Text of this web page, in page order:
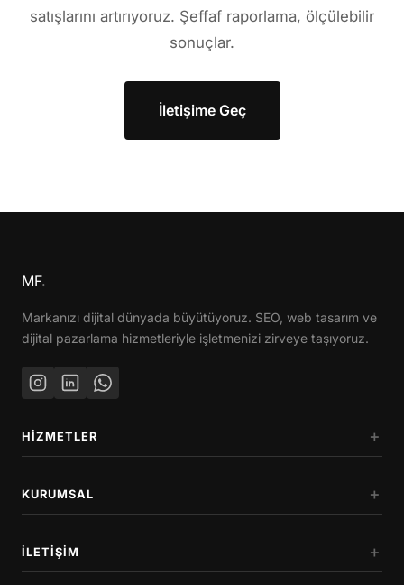
satışlarını artırıyoruz. Şeffaf raporlama, ölçülebilir
sonuçlar.
İletişime Geç
MF.
Markanızı dijital dünyada büyütüyoruz. SEO, web tasarım ve
dijital pazarlama hizmetleriyle işletmenizi zirveye taşıyoruz.
HIZMETLER
KURUMSAL
İLETIŞIM